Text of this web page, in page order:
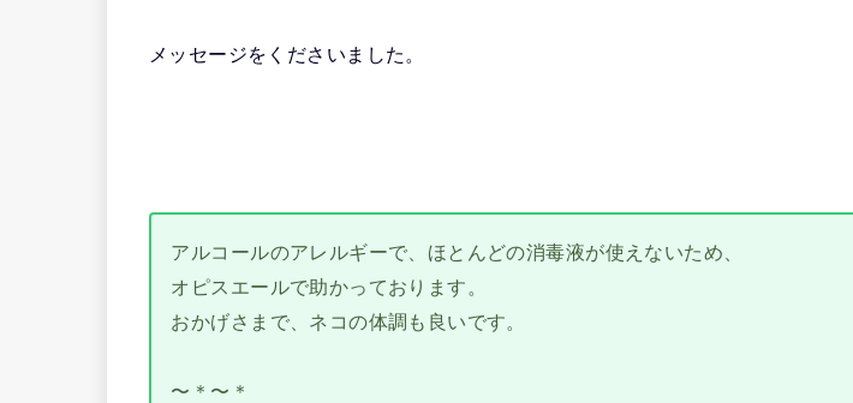
メッセージをくださいました。
アルコールのアレルギーで、ほとんどの消毒液が使えないため、
オピスエールで助かっております。
おかげさまで、ネコの体調も良いです。
〜＊〜＊